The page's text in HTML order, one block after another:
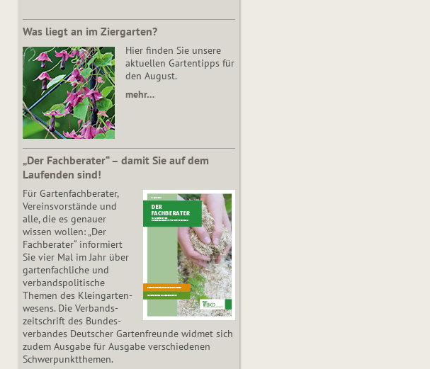
Was liegt an im Ziergarten?
Hier finden Sie unsere
aktuellen Gartentipps für
den August.
mehr…
„Der Fachberater“ – damit Sie auf dem
Laufenden sind!
Für Gartenfachberater,
Vereinsvorstände und
alle, die es genauer
wissen wollen: „Der
Fachberater“ informiert
Sie vier Mal im Jahr über
gartenfachliche und
verbandspolitische
Themen des Klein­gar­ten­
wesens. Die Ver­bands­
zeit­schrift des Bun­des­
ver­ban­des Deutscher Gartenfreunde widmet sich
zudem Ausgabe für Ausgabe verschiedenen
Schwer­punkt­the­men.